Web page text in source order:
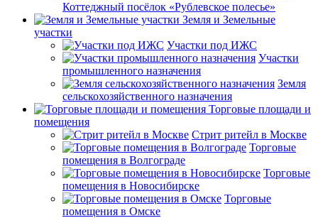
Коттеджный посёлок «Рублевское полесье»
Земля и Земельные
участки
Участки под ИЖС
Участки
промышленного назначения
Земля
сельскохозяйственного назначения
Торговые площади и
помещения
Стрит ритейл в Москве
Торговые
помещения в Волгограде
Торговые
помещения в Новосибирске
Торговые
помещения в Омске